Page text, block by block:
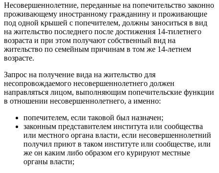
Несовершеннолетние, переданные на попечительство законно
проживающему иностранному гражданину и проживающие
под одной крышей с попечителем, должны заноситься в вид
на жительство последнего после достижения 14-тилетнего
возраста и при этом получают собственный вид на
жительство по семейным причинам в том же 14-летнем
возрасте.
Запрос на получение вида на жительство для
несопровождаемого несовершеннолетнего должен
направляться лицом, выполняющим попечительские функции
в отношении несовершеннолетнего, а именно:
попечителем, если таковой был назначен;
законным представителем института или сообщества
или местного органа власти, если несовершеннолетний
получил приют в таком институте или сообществе, или
же он каким либо образом его курируют местные
органы власти;